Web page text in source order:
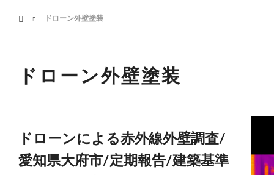
ドローン外壁塗装
ドローン外壁塗装
ドローンによる赤外線外壁調査/
愛知県大府市/定期報告/建築基準